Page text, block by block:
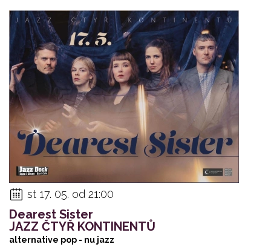
st 17. 05. od 21:00
Dearest Sister
JAZZ ČTYŘ KONTINENTŮ
alternative pop - nu jazz